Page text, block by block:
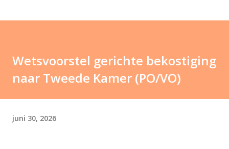
Wetsvoorstel gerichte bekostiging
naar Tweede Kamer (PO/VO)
juni 30, 2026